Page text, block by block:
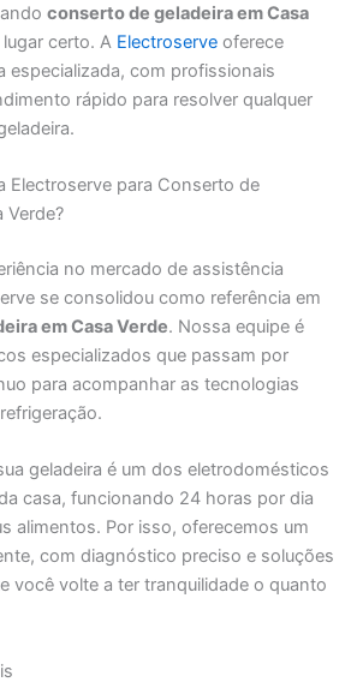
conserto de geladeira em Casa
certo. A Electroserve oferece
especializada, com profissionais
rápido para resolver qualquer
Electroserve para Conserto de
Verde?
no mercado de assistência
se consolidou como referência em
em Casa Verde. Nossa equipe é
especializados que passam por
para acompanhar as tecnologias
geladeira é um dos eletrodomésticos
casa, funcionando 24 horas por dia
alimentos. Por isso, oferecemos um
com diagnóstico preciso e soluções
você volte a ter tranquilidade o quanto